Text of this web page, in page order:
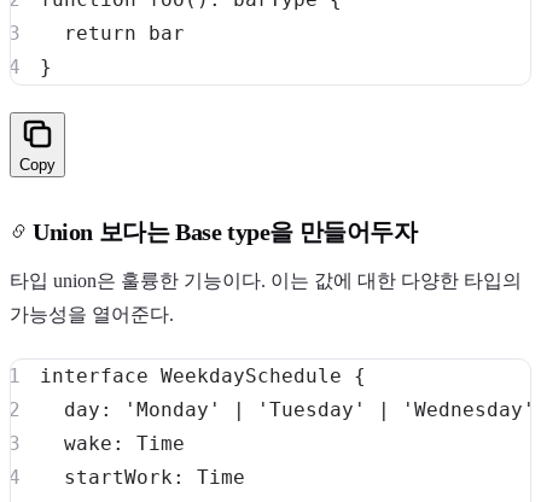
return
}
Copy
Union 보다는 Base type을 만들어두자
타입 union은 훌륭한 기능이다. 이는 값에 대한 다양한 타입의
가능성을 열어준다.
interface WeekdaySchedule
{
  day
: 'Monday' | 'Tuesday' |
'Wednesday'
  wake
:
  startWork
: